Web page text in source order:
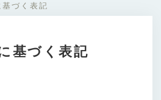
づく表記
基づく表記